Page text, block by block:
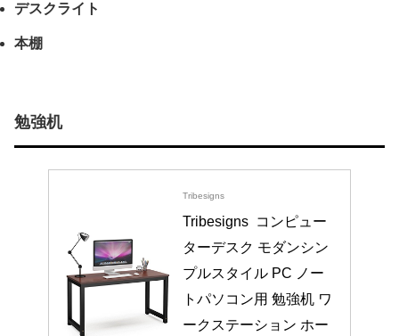
デスクライト
本棚
勉強机
Tribesigns
Tribesigns  コンピュー
ターデスク モダンシン
プルスタイル PC ノー
トパソコン用 勉強机 ワ
ークステーション ホー